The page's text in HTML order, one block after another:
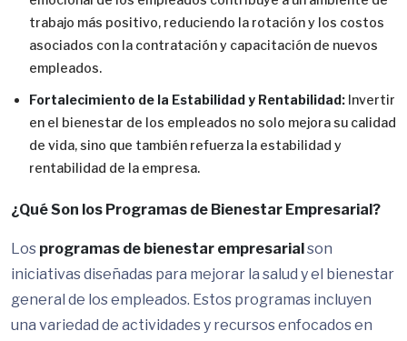
trabajo más positivo, reduciendo la rotación y los costos
asociados con la contratación y capacitación de nuevos
empleados.
Fortalecimiento de la Estabilidad y Rentabilidad: Invertir
en el bienestar de los empleados no solo mejora su calidad
de vida, sino que también refuerza la estabilidad y
rentabilidad de la empresa.
¿Qué Son los Programas de Bienestar Empresarial?
Los programas de bienestar empresarialson
iniciativas diseñadas para mejorar la salud y el bienestar
general de los empleados. Estos programas incluyen
una variedad de actividades y recursos enfocados en